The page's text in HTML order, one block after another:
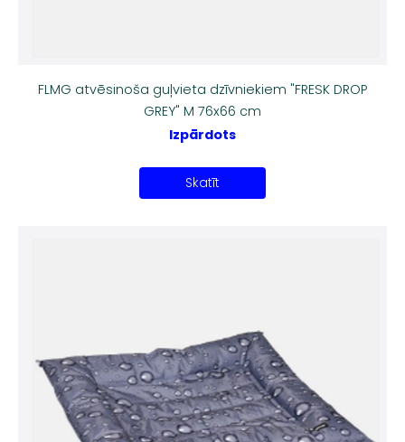
FLMG atvēsinoša guļvieta dzīvniekiem "FRESK DROP
GREY" M 76x66 cm
Izpārdots
Skatīt